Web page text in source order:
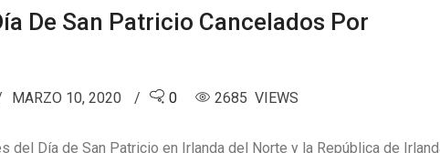
De San Patricio Cancelados Por
MARZO 10, 2020 0 2685 VIEWS
del Día de San Patricio en Irlanda del Norte y la República de